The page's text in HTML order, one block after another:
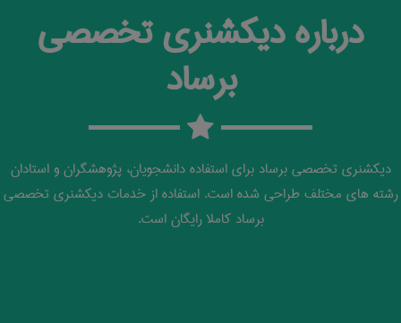
درباره دیکشنری تخصصی
برساد
دیکشنری تخصصی برساد برای استفاده دانشجویان، پژوهشگران و استادان
رشته های مختلف طراحی شده است. استفاده از خدمات دیکشنری تخصصی
برساد کاملا رایگان است.